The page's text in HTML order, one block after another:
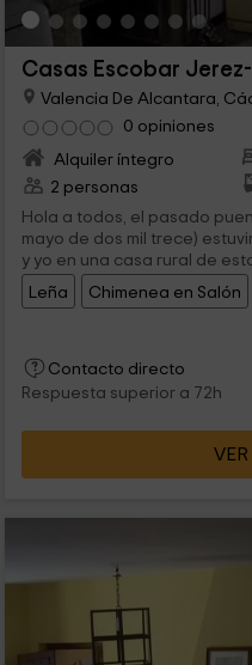
Casas Escobar Jerez-
Valencia De Alcantara,
0 opiniones
Alquiler íntegro
2 personas
Hola a todos, el pasado
mayo de dos mil trece)
y yo en una casa rural de
maravillosamente, y en
alguna otra ocasión. Las
las casas rurales es bella,
ella, tienen multitud de
potrancas, gallinas,.
Leña Chimenea en Salón
Contacto directo
Respuesta superior a 72h